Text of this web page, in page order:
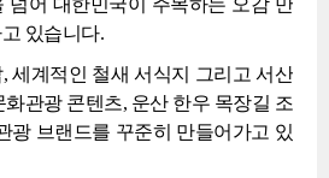
넘어 대한민국이 주목하는 오감 만
있습니다.
세계적인 철새 서식지 그리고 서산
관광 콘텐츠, 운산 한우 목장길 조
광 브랜드를 꾸준히 만들어가고 있